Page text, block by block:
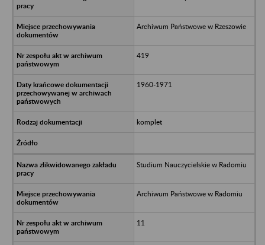
Archiwum Państwowe w Rzeszowie
419
1960-1971
komplet
Studium Nauczycielskie w Radomiu
Archiwum Państwowe w Radomiu
11